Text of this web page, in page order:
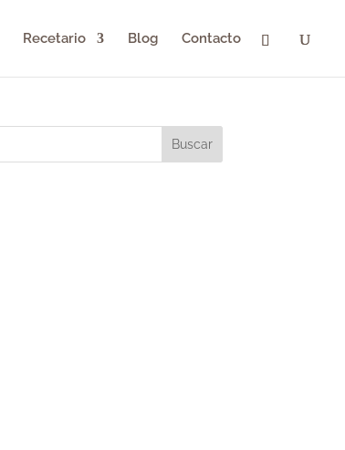
Recetario Blog Contacto
Buscar